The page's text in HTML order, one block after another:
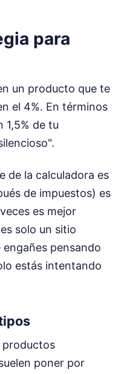
para
un producto que te
el 4%. En términos
1,5% de tu
de la calculadora es
de impuestos) es
es mejor
solo un sitio
pensando
estás intentando
productos
poner por